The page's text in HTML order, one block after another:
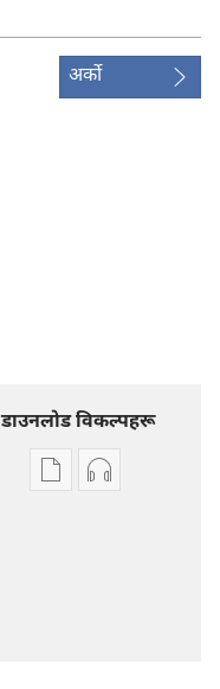
अर्को
डाउनलोड विकल्पहरू
प्रकाशन अडियो